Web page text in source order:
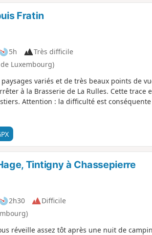
Fratin
5h
Très difficile
Luxembourg)
variés et de très beaux points de
à la Brasserie de La Rulles. Cette trace
Attention : la difficulté est
Tintigny à Chassepierre
2h30
Difficile
réveille assez tôt après une nuit de